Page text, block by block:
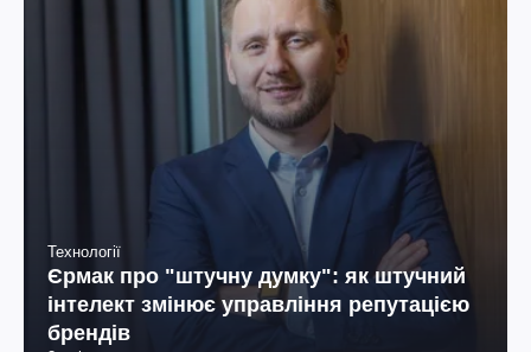
Технології
Єрмак про "штучну думку": як штучний
інтелект змінює управління репутацією
брендів